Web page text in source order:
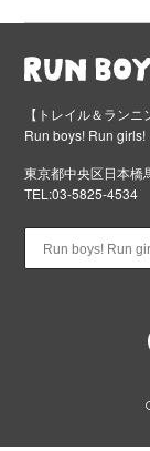
【トレイル＆ランニ
Run boys! Run girls!
東京都中央区日本
TEL:03-5825-4534